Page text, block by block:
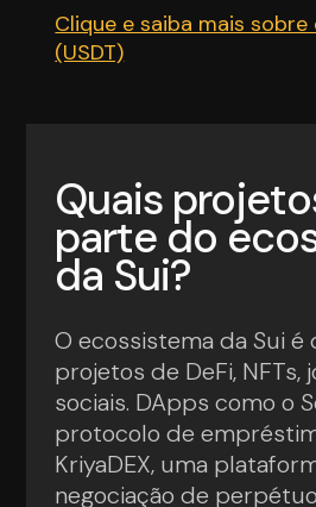
Clique e saiba mais sobre
(USDT)
Quais
parte do
da Sui?
O ecossistema da Sui é
projetos de DeFi, NFTs,
sociais. DApps como o
protocolo de
KriyaDEX, uma
negociação de